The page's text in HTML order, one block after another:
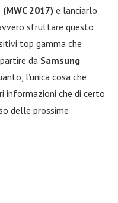
2017) e lanciarlo
sfruttare questo
top gamma che
da Samsung
l’unica cosa che
informazioni che di certo
delle prossime